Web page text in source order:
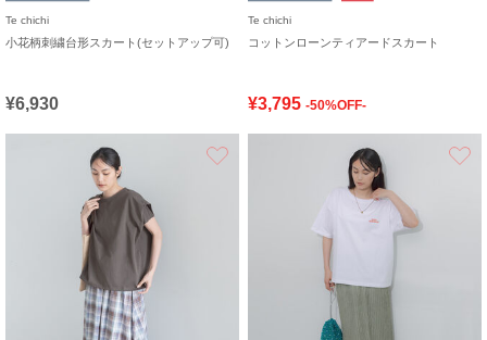
Te chichi
小花柄刺繍台形スカート(セットアップ可)
¥6,930
Te chichi
コットンローンティアードスカート
¥3,795 -50%OFF-